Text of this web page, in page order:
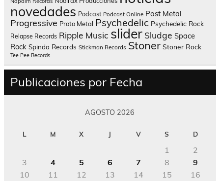
novedades Podcast Podcast Online Post Metal
Progressive Proto Metal Psychedelic Psychedelic Rock
Relapse Records Ripple Music slider Sludge Space
Rock Spinda Records Stickman Records Stoner Stoner Rock
Tee Pee Records
Publicaciones por Fecha
AGOSTO 2026
L M X J V S D
1
2
3
4 5 6 7 8
9
10
11 12 13 14 15
16